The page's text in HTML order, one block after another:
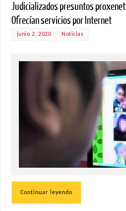
Judicializados presuntos
Ofrecían servicios por Internet
junio 2, 2020 Noticias
Continuar leyendo